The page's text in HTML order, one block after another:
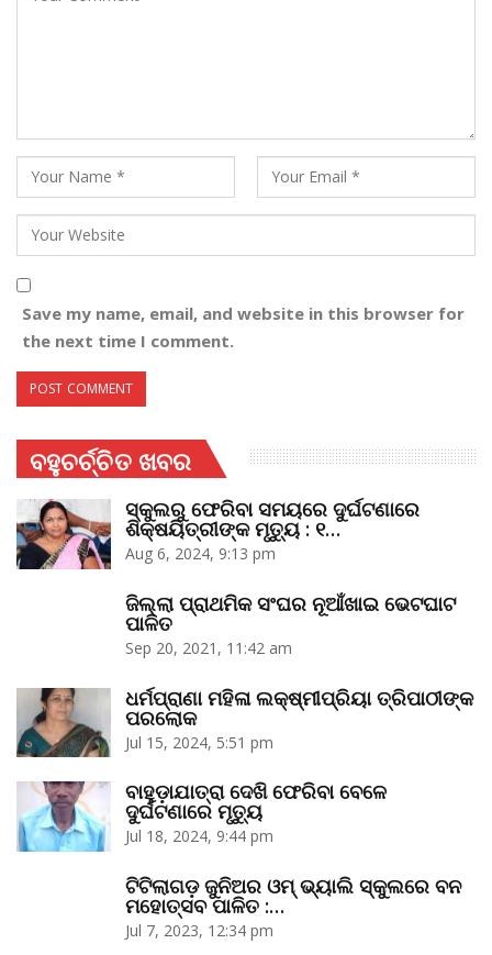
Save my name, email, and website in this browser for
the next time I comment.
ବହୁଚର୍ଚ୍ଚିତ ଖବର
ସ୍କୁଲରୁ ଫେରିବା ସମୟରେ ଦୁର୍ଘଟଣାରେ
ଶିକ୍ଷୟିତ୍ରୀଙ୍କ ମୃତ୍ୟୁ : ୧…
Aug 6, 2024, 9:13 pm
ଜିଲ୍ଲା ପ୍ରାଥମିକ ସଂଘର ନୂଆଁଖାଇ ଭେଟଘାଟ
ପାଳିତ
Sep 20, 2021, 11:42 am
ଧର୍ମପ୍ରାଣା ମହିଳା ଲକ୍ଷ୍ମୀପ୍ରିୟା ତ୍ରିପାଠୀଙ୍କ
ପରଲୋକ
Jul 15, 2024, 5:51 pm
ବାହୁଡ଼ାଯାତ୍ରା ଦେଖି ଫେରିବା ବେଳେ
ଦୁର୍ଘଟଣାରେ ମୃତ୍ୟୁ
Jul 18, 2024, 9:44 pm
ଟିଟିଲାଗଡ଼ ଜୁନିଅର ଓମ୍‌ ଭ୍ୟାଲି ସ୍କୁଲରେ ବନ
ମହୋତ୍ସବ ପାଳିତ :…
Jul 7, 2023, 12:34 pm